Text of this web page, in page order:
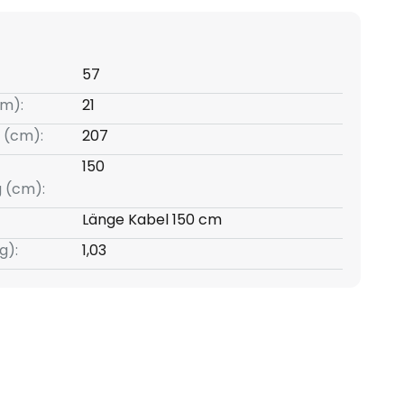
57
21
(cm):
207
(cm):
150
Länge Kabel 150 cm
1,03